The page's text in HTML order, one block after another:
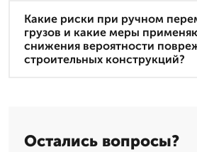
Какие риски при ручном
грузов и какие меры
снижения вероятности
строительных конструкций?
Остались вопросы?